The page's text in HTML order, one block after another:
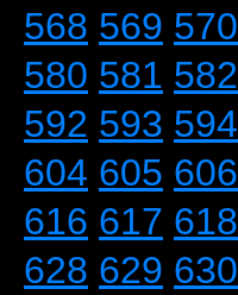
568 569 570
580 581 582
592 593 594
604 605 606
616 617 618
628 629 630